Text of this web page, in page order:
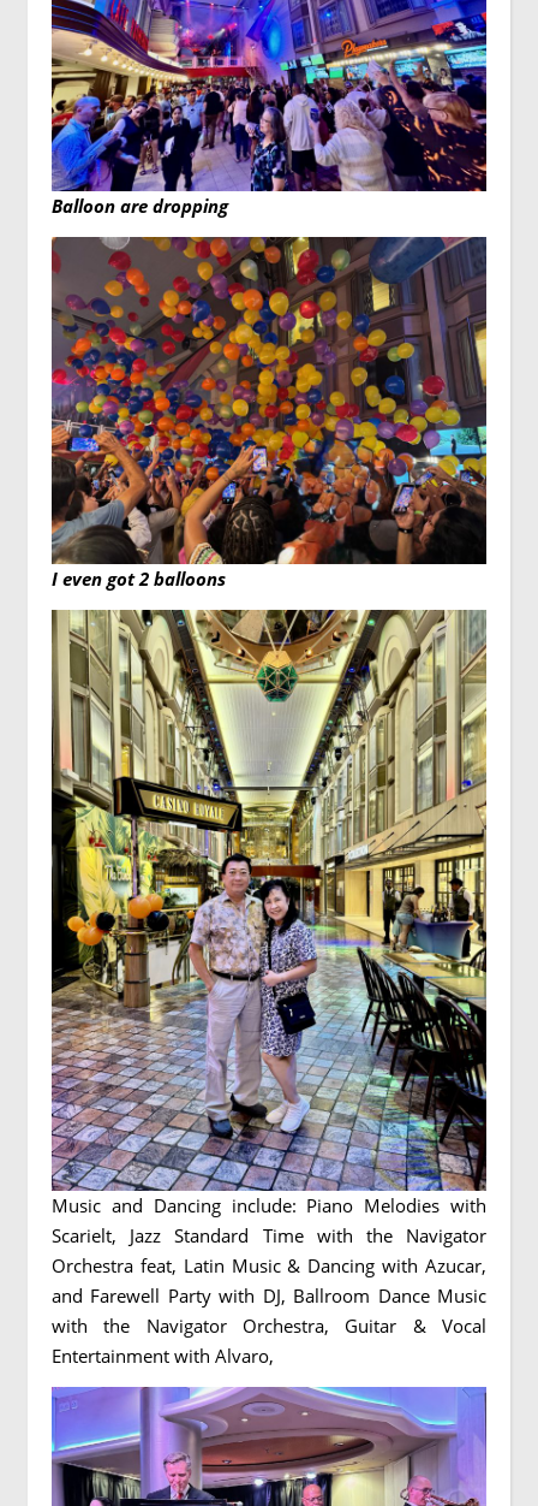
Balloon are dropping
I even got 2 balloons
Music and Dancing include: Piano Melodies with
Scarielt, Jazz Standard Time with the Navigator
Orchestra feat, Latin Music & Dancing with Azucar,
and Farewell Party with DJ, Ballroom Dance Music
with the Navigator Orchestra, Guitar & Vocal
Entertainment with Alvaro,